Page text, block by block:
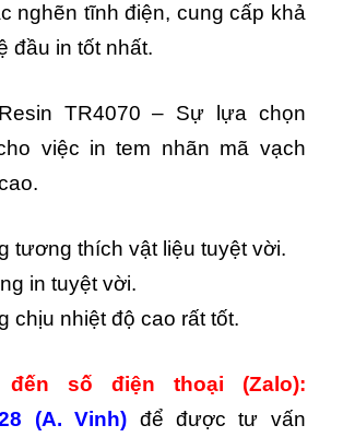
nghẽn tĩnh điện, cung cấp khả
đầu in tốt nhất.
TR4070 – Sự lựa chọn
việc in tem nhãn mã vạch
tương thích vật liệu tuyệt vời.
in tuyệt vời.
chịu nhiệt độ cao rất tốt.
đến số điện thoại (Zalo):
(A. Vinh) để được tư vấn